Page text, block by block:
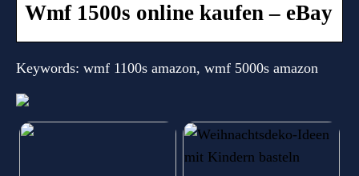
Wmf 1500s online kaufen – eBay
Keywords: wmf 1100s amazon, wmf 5000s amazon